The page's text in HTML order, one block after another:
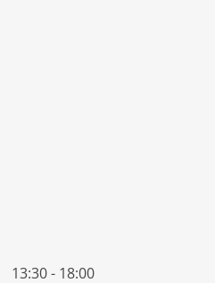
13:30 - 18:00